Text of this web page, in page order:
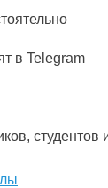
в Telegram
студентов